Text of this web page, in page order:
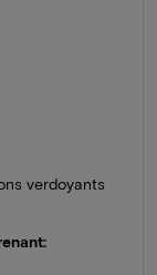
verdoyants